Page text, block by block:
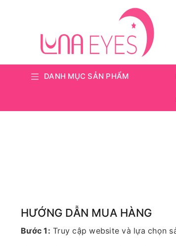
DANH MỤC SẢN PHẨM
HƯỚNG DẪN MUA HÀNG
Bước 1: Truy cập website và lựa chọn